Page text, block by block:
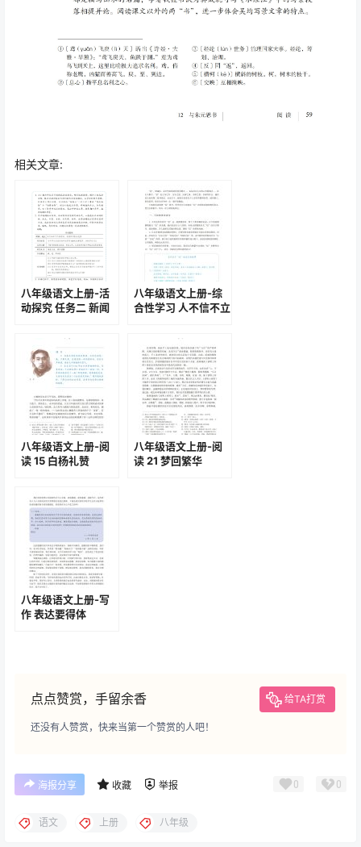
相关文章:
八年级语文上册-活
动探究 任务二 新闻
八年级语文上册-综
合性学习 人不信不立
八年级语文上册-阅
读 15 白杨礼赞
八年级语文上册-阅
读 21 梦回繁华
八年级语文上册-写
作 表达要得体
点点赞赏，手留余香 给TA打赏
还没有人赞赏，快来当第一个赞赏的人吧！
海报分享 收藏 举报 0 0
语文 上册 八年级